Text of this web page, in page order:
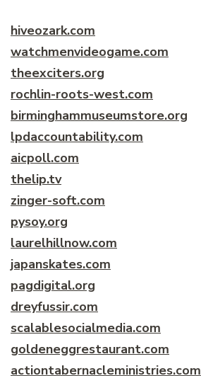
hiveozark.com
watchmenvideogame.com
theexciters.org
rochlin-roots-west.com
birminghammuseumstore.org
lpdaccountability.com
aicpoll.com
thelip.tv
zinger-soft.com
pysoy.org
laurelhillnow.com
japanskates.com
pagdigital.org
dreyfussir.com
scalablesocialmedia.com
goldeneggrestaurant.com
actiontabernacleministries.com